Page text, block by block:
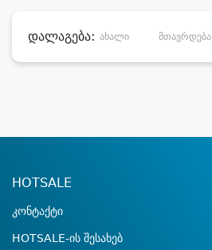
დალაგება: ახალი მთავრდება
HOTSALE
კონტაქტი
HOTSALE-ის შესახებ